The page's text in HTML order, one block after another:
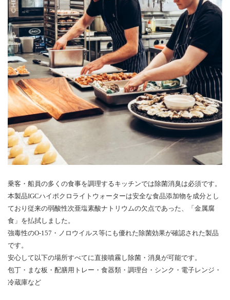
乗客・船員の多くの食事を調理するキッチンでは除菌消臭は必須です。
本製品IGCハイポクロライトウォーターは安全な食品添加物を成分とし
ており従来の弱酸性次亜塩素酸ナトリウムの欠点であった、「金属腐
食」を払拭しました。
強毒性のO-157・ノロウイルス等にも優れた除菌効果が確認された製品
です。
安心して以下の場所すべてに直接噴霧し除菌・消臭が可能です。
包丁・まな板・配膳用トレー・食器類・調理台・シンク・電子レンジ・
冷蔵庫など